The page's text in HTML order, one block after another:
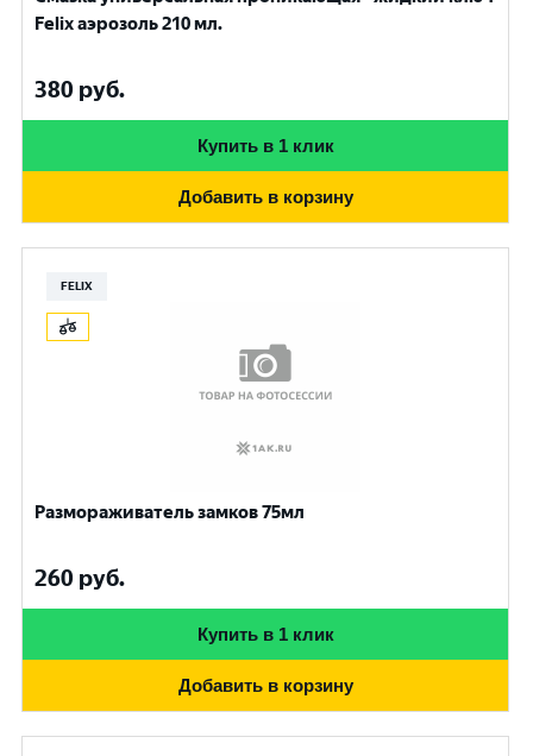
Felix аэрозоль 210 мл.
380 руб.
Купить в 1 клик
Добавить в корзину
FELIX
Размораживатель замков 75мл
260 руб.
Купить в 1 клик
Добавить в корзину